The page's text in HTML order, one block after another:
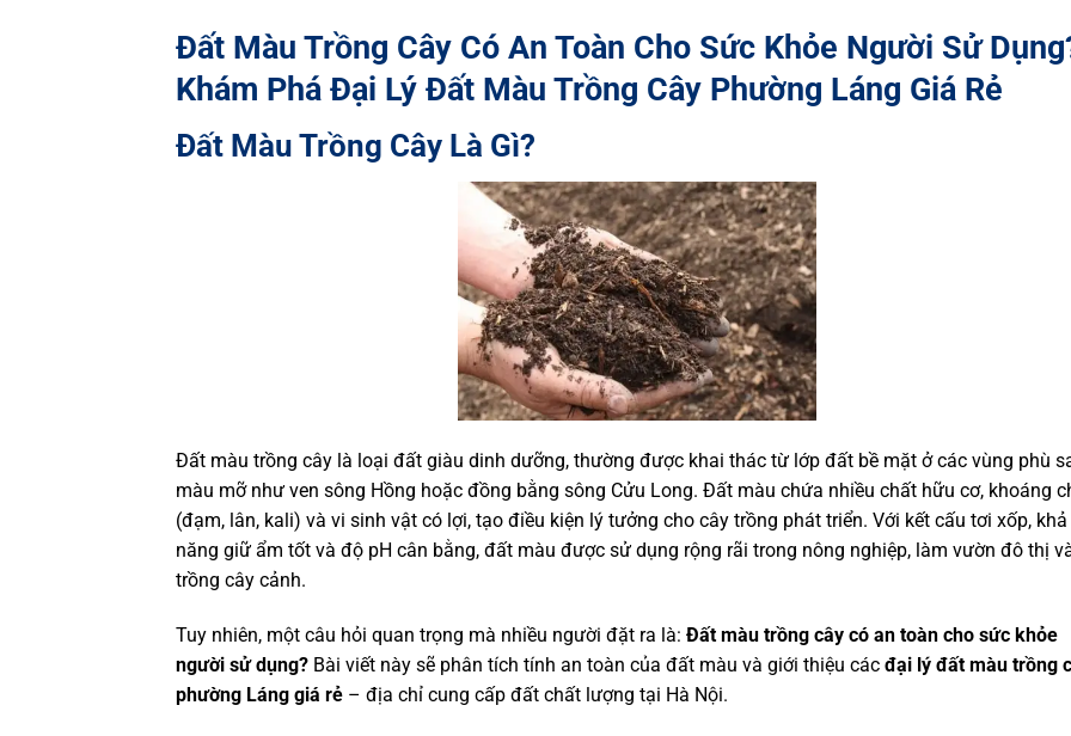
Đất Màu Trồng Cây Có An Toàn Cho Sức Khỏe Người Sử
Khám Phá Đại Lý Đất Màu Trồng Cây Phường Láng Giá Rẻ
Đất Màu Trồng Cây Là Gì?
Đất màu trồng cây là loại đất giàu dinh dưỡng, thường được khai thác từ lớp đất bề mặt ở các vùng phù
màu mỡ như ven sông Hồng hoặc đồng bằng sông Cửu Long. Đất màu chứa nhiều chất hữu cơ, khoáng
(đạm, lân, kali) và vi sinh vật có lợi, tạo điều kiện lý tưởng cho cây trồng phát triển. Với kết cấu tơi xốp, khả
năng giữ ẩm tốt và độ pH cân bằng, đất màu được sử dụng rộng rãi trong nông nghiệp, làm vườn đô thị
trồng cây cảnh.
Tuy nhiên, một câu hỏi quan trọng mà nhiều người đặt ra là: Đất màu trồng cây có an toàn cho sức khỏe
người sử dụng? Bài viết này sẽ phân tích tính an toàn của đất màu và giới thiệu các đại lý đất màu trồng
phường Láng giá rẻ – địa chỉ cung cấp đất chất lượng tại Hà Nội.